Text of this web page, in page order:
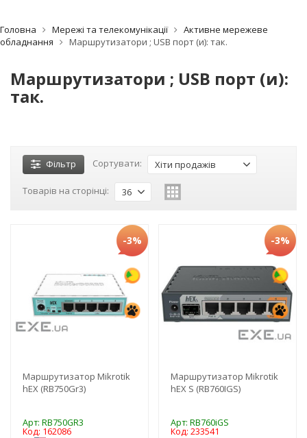
Головна Мережі та телекомунікації
Активне мережеве
обладнання
Маршрутизатори ; USB порт (и): так.
Маршрутизатори ; USB порт (и):
так.
Фільтр Сортувати: Хіти продажів
Товарів на сторінці: 36
-3%
Маршрутизатор Mikrotik
hEX (RB750Gr3)
Арт: RB750GR3
Код: 162086
-3%
Маршрутизатор Mikrotik
hEX S (RB760IGS)
Арт: RB760iGS
Код: 233541